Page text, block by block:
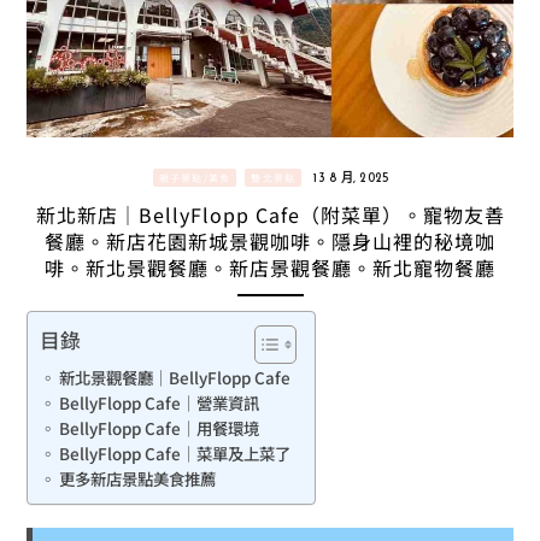
親子景點/美食 雙北景點 13 8 月, 2025
新北新店｜BellyFlopp Cafe（附菜單）。寵物友善
餐廳。新店花園新城景觀咖啡。隱身山裡的秘境咖
啡。新北景觀餐廳。新店景觀餐廳。新北寵物餐廳
目錄
新北景觀餐廳｜BellyFlopp Cafe
BellyFlopp Cafe｜營業資訊
BellyFlopp Cafe｜用餐環境
BellyFlopp Cafe｜菜單及上菜了
更多新店景點美食推薦